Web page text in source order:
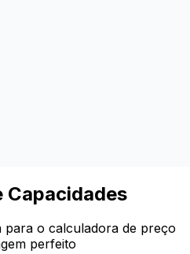
Capacidades
para o calculadora de preço
perfeito